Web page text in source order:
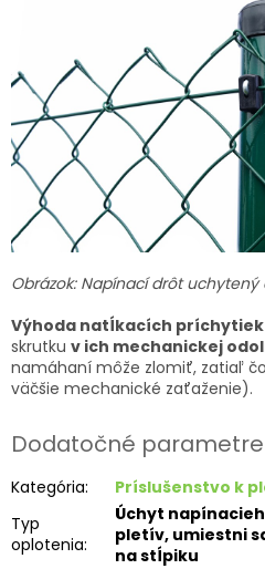
Obrázok: Napínací drôt uchytený
Výhoda natĺkacích príchytiek
skrutku v ich mechanickej
namáhaní môže zlomiť, zatiaľ
väčšie mechanické zaťaženie).
Dodatočné parametre
Kategória:
Príslušenstvo k
Typ
oplotenia:
Úchyt
pletív, umiestni
na stĺpiku